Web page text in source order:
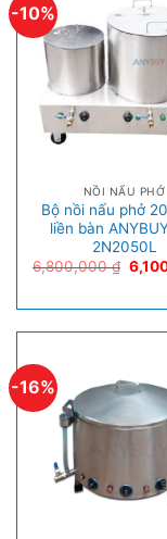
-10%
NỒI NẤU PHỞ
Bộ nồi nấu phở
liền bàn
2N2050L
6,800,000₫
-16%